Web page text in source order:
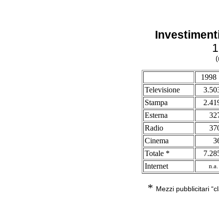
1998
Televisione
Stampa
Esterna
Radio
Cinema
Totale *
Internet
* Mezzi pubblicitari